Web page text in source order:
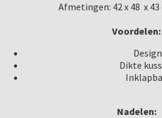
Afmetingen: 42 x 48 x 43
Voordelen:
Dikte
Nadelen: